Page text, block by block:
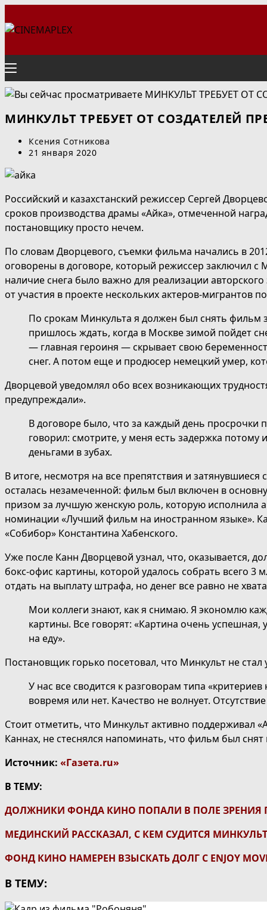
к
МИНКУЛЬТ ТРЕБУЕТ ОТ СОЗДАТЕЛЕЙ
Автор
записи:
Ксения Сотникова
Запись
21 января 2020
Российский и казахстанский режиссер Сергей
сроков производства драмы «Айка», отмеченной
постановщику просто нечем.
По словам Дворцевого, съемки фильма начались в
оговорены в договоре, который режиссер заключил с
наличие снега было важно для реализации
от участия в проекте нескольких актеров-мигрантов
По срокам Минкульта я должен был снять фильм
пришлось ждать, когда в Москве зимой пойдет
— главная героиня — скрывает свою
снег. А потом еще и продюсер немецкий умер,
Дворцевой уведомлял обо всех возникающих
предупреждали».
В договоре было, что за каждый день просрочки
говорил: смотрите, у меня есть задержка
деньгами в зубах.
В итоге, несмотря на все препятствия и
осталась незамеченной: фильм был включен в
призом за лучшую женскую роль, которую исполнила
номинации «Лучший фильм на иностранном языке».
«Собибор» Константина Хабенского.
Уже после Канн Дворцевой узнал, что, оказывается,
бокс-офис картины, которой удалось собрать всего
отдать на выплату штрафа, но денег все равно не
Мои коллеги знают, как я снимаю. Я экономлю
картины. Все говорят: «Картина очень успешная,
на еду».
Постановщик горько посетовал, что Минкульт не
У нас все сводится к разговорам типа
вовремя или нет. Качество не волнует.
Стоит отметить, что Минкульт активно поддерживал
Каннах, не стеснялся напоминать, что фильм был снят
Источник: «Газета.ru»
В ТЕМУ:
ДОЛЖНИКИ ФОНДА КИНО ПОПАЛИ В ПОЛЕ ЗРЕНИЯ
МЕДИНСКИЙ РАССКАЗАЛ, С КЕМ СУДИТСЯ МИНКУЛЬТ
ФОНД КИНО НАМЕРЕН ВЗЫСКАТЬ ДОЛГ С ENJOY
В ТЕМУ: